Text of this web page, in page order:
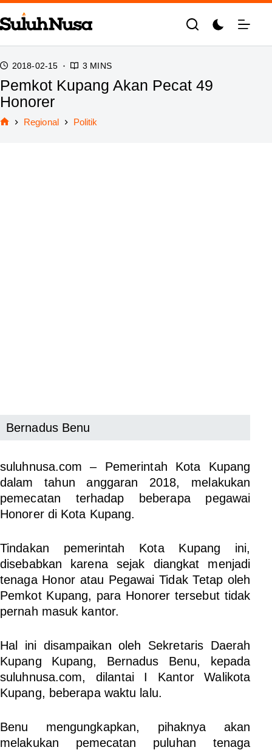
Skip
to
content
2018-02-15 3 MINS
Pemkot Kupang Akan Pecat 49
Honorer
Regional Politik
Bernadus Benu
suluhnusa.com – Pemerintah Kota Kupang
dalam tahun anggaran 2018, melakukan
pemecatan terhadap beberapa pegawai
Honorer di Kota Kupang.
Tindakan pemerintah Kota Kupang ini,
disebabkan karena sejak diangkat menjadi
tenaga Honor atau Pegawai Tidak Tetap oleh
Pemkot Kupang, para Honorer tersebut tidak
pernah masuk kantor.
Hal ini disampaikan oleh Sekretaris Daerah
Kupang Kupang, Bernadus Benu, kepada
suluhnusa.com, dilantai I Kantor Walikota
Kupang, beberapa waktu lalu.
Benu mengungkapkan, pihaknya akan
melakukan pemecatan puluhan tenaga